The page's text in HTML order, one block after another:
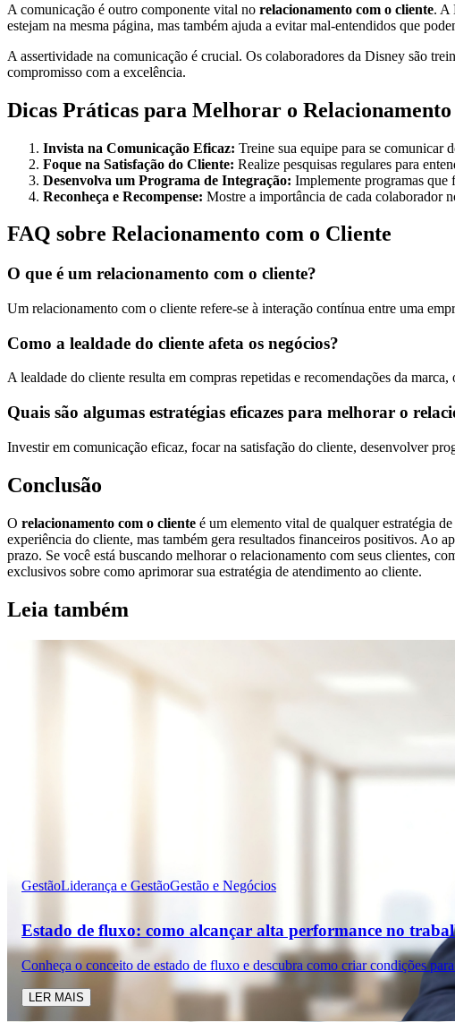
A comunicação é outro componente vital no relacionamento com o cliente. A
estejam na mesma página, mas também ajuda a evitar mal-entendidos que
A assertividade na comunicação é crucial. Os colaboradores da Disney são
compromisso com a excelência.
Dicas Práticas para Melhorar o
Invista na Comunicação Eficaz: Treine sua equipe para se comunicar
Foque na Satisfação do Cliente: Realize pesquisas regulares para
Desenvolva um Programa de Integração: Implemente programas que
Reconheça e Recompense: Mostre a importância de cada colaborador
FAQ sobre Relacionamento com o Cliente
O que é um relacionamento com o cliente?
Um relacionamento com o cliente refere-se à interação contínua entre uma
Como a lealdade do cliente afeta os negócios?
A lealdade do cliente resulta em compras repetidas e recomendações da
Quais são algumas estratégias eficazes para melhorar o
Investir em comunicação eficaz, focar na satisfação do cliente, desenvolver
Conclusão
O relacionamento com o cliente é um elemento vital de qualquer estratégia
experiência do cliente, mas também gera resultados financeiros positivos. Ao
prazo. Se você está buscando melhorar o relacionamento com seus clientes,
exclusivos sobre como aprimorar sua estratégia de atendimento ao cliente.
Leia também
GestãoLiderança e GestãoGestão e Negócios
Estado de fluxo: como alcançar alta performance no
Conheça o conceito de estado de fluxo e descubra como criar condições
LER MAIS